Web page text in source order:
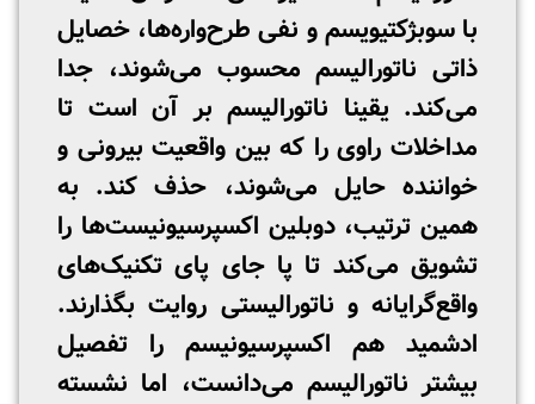
با سوبژکتیویسم و نفی طرح‌واره‌ها، خصایل
ذاتی ناتورالیسم محسوب می‌شوند، جدا
می‌کند. یقینا ناتورالیسم بر آن است تا
مداخلات راوی را که بین واقعیت بیرونی و
خواننده حایل می‌شوند، حذف کند. به
همین ترتیب، دوبلین اکسپرسیونیست‌ها را
تشویق می‌کند تا پا جای پای تکنیک‌های
واقع‌گرایانه و ناتورالیستی روایت بگذارند.
ادشمید هم اکسپرسیونیسم را تفصیل
بیشتر ناتورالیسم می‌دانست، اما نشسته